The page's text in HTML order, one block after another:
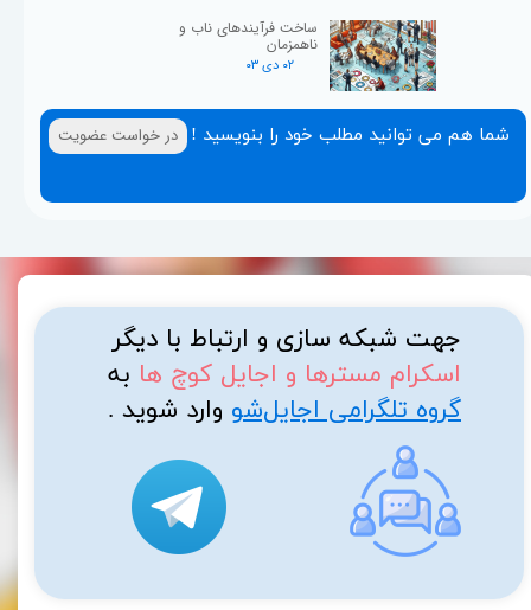
ساخت فرآیندهای ناب و
ناهمزمان
۰۲ دی ۰۳
شما هم می توانید مطلب خود را بنویسید ! در خواست عضویت
جهت شبکه سازی و ارتباط با دیگر
اسکرام مسترها و اجایل کوچ ها به
گروه تلگرامی اجایل‌شو وارد شوید .​​​​​​​